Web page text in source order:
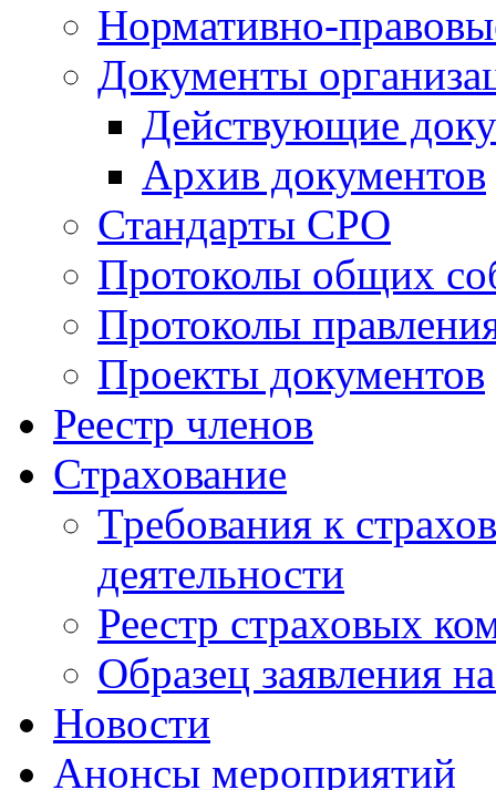
Нормативно-
Документы
Действующие
Архив документов
Стандарты СРО
Протоколы общих
Протоколы
Проекты документов
Реестр членов
Страхование
Требования к
деятельности
Реестр страховых
Образец заявления
Новости
Анонсы мероприятий